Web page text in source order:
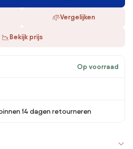
Vergelijken
Bekijk prijs
Op voorraad
14 dagen retourneren